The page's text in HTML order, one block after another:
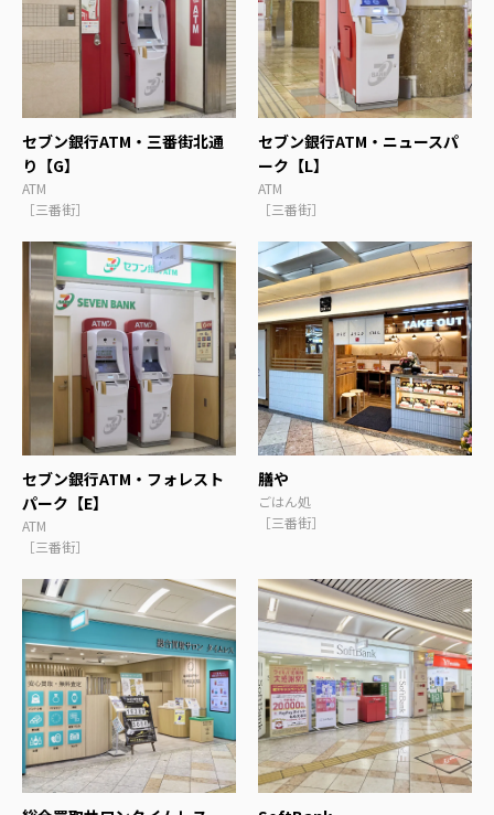
セブン銀行ATM・三番街北通
り【G】
ATM
［三番街］
セブン銀行ATM・ニュースパ
ーク【L】
ATM
［三番街］
セブン銀行ATM・フォレスト
パーク【E】
ATM
［三番街］
膳や
ごはん処
［三番街］